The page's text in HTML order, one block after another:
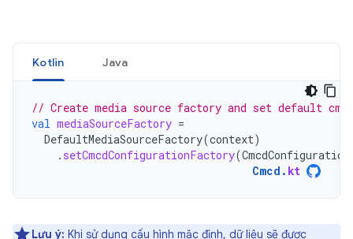
Kotlin Java
// Create media source factory and set default
val mediaSourceFactory =
DefaultMediaSourceFactory(context)
. setCmcdConfigurationFactory(CmcdConfiguration
Cmcd . kt
Lưu ý: Khi sử dụng cấu hình mặc định, dữ liệu sẽ được